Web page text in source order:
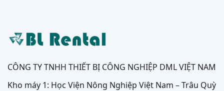
CÔNG TY TNHH THIẾT BỊ CÔNG NGHIỆP DML VIỆT NAM
Kho máy 1: Học Viện Nông Nghiệp Việt Nam – Trâu Quỳ